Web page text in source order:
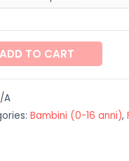
ADD TO CART
A
Bambini (0-16 anni),